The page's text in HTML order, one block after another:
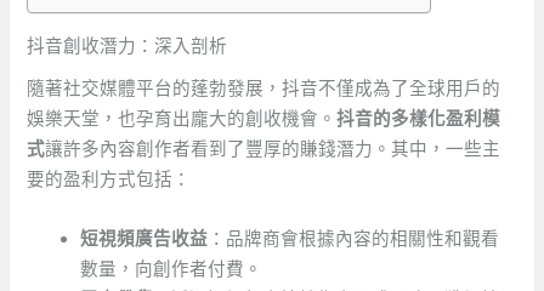
抖音創收潛力：深入剖析
隨著社交媒體平台的蓬勃發展，抖音不僅成為了全球用戶的
娛樂天堂，也孕育出龐大的創收機會。抖音的多樣化盈利模
式讓許多內容創作者看到了豐厚的賺錢潛力。其中，一些主
要的盈利方式包括：
短視頻廣告收益 ：品牌商會根據內容的相關性和觀看
數量，向創作者付費。